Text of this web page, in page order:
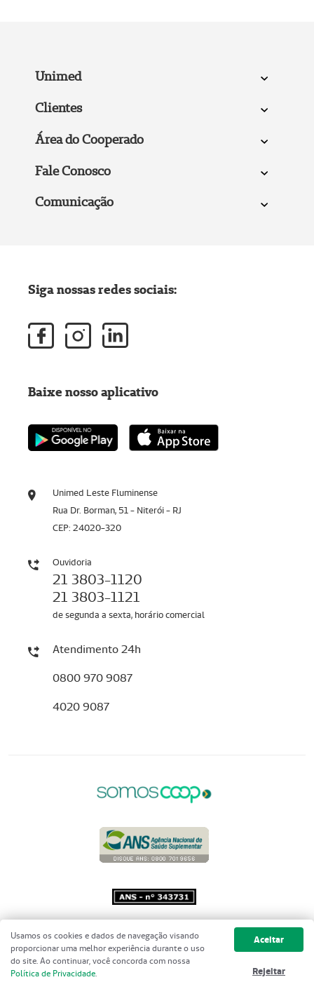
Unimed
Clientes
Área do Cooperado
Fale Conosco
Comunicação
Unimed Leste Fluminense
Rua Dr. Borman, 51 - Niterói - RJ
CEP: 24020-320
Ouvidoria
21 3803-1120
21 3803-1121
de segunda a sexta, horário comercial
Atendimento 24h
0800 970 9087
4020 9087
Siga nossas redes sociais:
Baixe nosso aplicativo
Copyright 2001 - 2026 Unimed do
Brasil - Todos os direitos reservados
Usamos os cookies e dados de navegação visando
proporcionar uma melhor experiência durante o uso
do site. Ao continuar, você concorda com nossa
Política de Privacidade.
Aceitar
Rejeitar